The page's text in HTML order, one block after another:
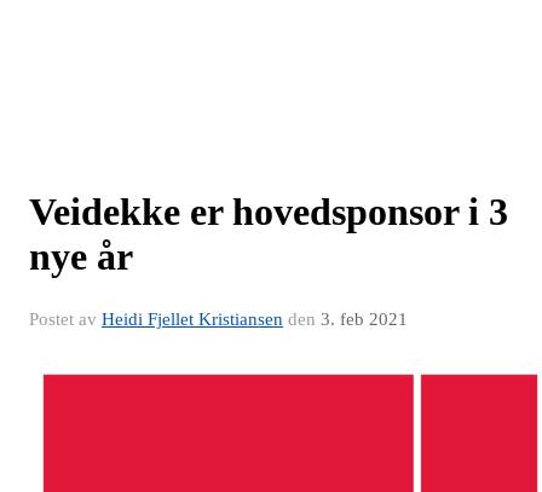
Veidekke er hovedsponsor i 3
nye år
Postet av Heidi Fjellet Kristiansen den 3. feb 2021